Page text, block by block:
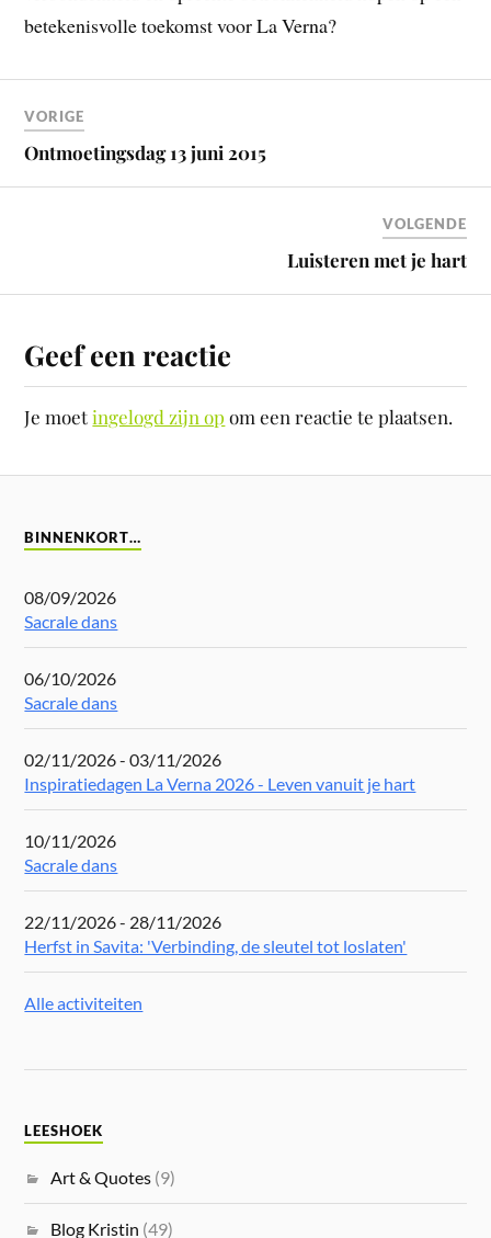
betekenisvolle toekomst voor La Verna?
VORIGE
Ontmoetingsdag 13 juni 2015
VOLGENDE
Luisteren met je hart
Geef een reactie
Je moetingelogd zijn op om een reactie te plaatsen.
BINNENKORT…
08/09/2026
Sacrale dans
06/10/2026
Sacrale dans
02/11/2026 - 03/11/2026
Inspiratiedagen La Verna 2026 - Leven vanuit je hart
10/11/2026
Sacrale dans
22/11/2026 - 28/11/2026
Herfst in Savita: 'Verbinding, de sleutel tot loslaten'
Alle activiteiten
LEESHOEK
Art & Quotes (9)
Blog Kristin (49)